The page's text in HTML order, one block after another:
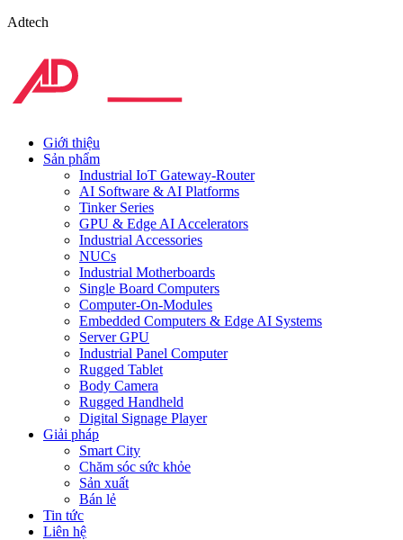
Adtech
Giới thiệu
Sản phẩm
Industrial IoT Gateway-Router
AI Software & AI Platforms
Tinker Series
GPU & Edge AI Accelerators
Industrial Accessories
NUCs
Industrial Motherboards
Single Board Computers
Computer-On-Modules
Embedded Computers & Edge AI Systems
Server GPU
Industrial Panel Computer
Rugged Tablet
Body Camera
Rugged Handheld
Digital Signage Player
Giải pháp
Smart City
Chăm sóc sức khỏe
Sản xuất
Bán lẻ
Tin tức
Liên hệ